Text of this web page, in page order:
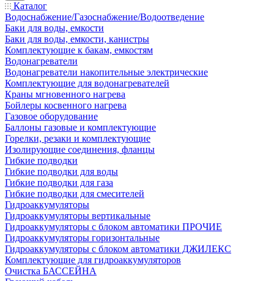
Каталог
Водоснабжение/Газоснабжение/Водоотведение
Баки для воды, емкости
Баки для воды, емкости, канистры
Комплектующие к бакам, емкостям
Водонагреватели
Водонагреватели накопительные электрические
Комплектующие для водонагревателей
Краны мгновенного нагрева
Бойлеры косвенного нагрева
Газовое оборудование
Баллоны газовые и комплектующие
Горелки, резаки и комплектующие
Изолирующие соединения, фланцы
Гибкие подводки
Гибкие подводки для воды
Гибкие подводки для газа
Гибкие подводки для смесителей
Гидроаккумуляторы
Гидроаккумуляторы вертикальные
Гидроаккумуляторы с блоком автоматики ПРОЧИЕ
Гидроаккумуляторы горизонтальные
Гидроаккумуляторы с блоком автоматики ДЖИЛЕКС
Комплектующие для гидроаккумуляторов
Очистка БАССЕЙНА